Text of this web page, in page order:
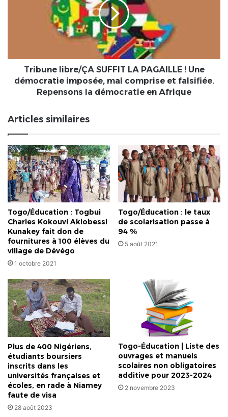
démocratie
imposée,
mal
Repensons
la
démocratie
en
Afrique
Tribune libre/ÇA SUFFIT LA PAGAILLE ! Une
démocratie imposée, mal comprise et falsifiée.
Repensons la démocratie en Afrique
Articles similaires
Togo/Éducation : Togbui
Charles Kokouvi Aklobessi
Kunakey fait don de
fournitures à 100 élèves du
village de Dévégo
1 octobre 2021
Togo/Éducation : le taux
de scolarisation passe à
94 %
5 août 2021
Plus de 400 Nigériens,
étudiants boursiers
inscrits dans les
universités françaises et
écoles, en rade à Niamey
faute de visa
28 août 2023
Togo-Éducation | Liste des
ouvrages et manuels
scolaires non obligatoires
additive pour 2023-2024
2 novembre 2023